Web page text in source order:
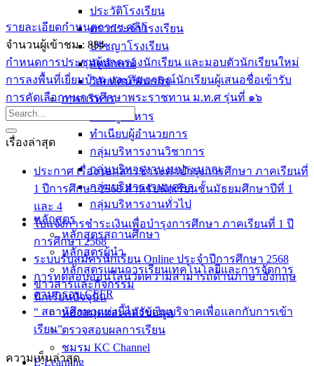
ประวัติโรงเรียน
ตราประจำโรงเรียน
ปรัชญาโรงเรียน
อัตลักษณ์
วิสัยทัศน์ พันธกิจ
การบริหาร
คณะผู้บริหาร
ทำเนียบผู้อำนวยการ
กลุ่มบริหารงานวิชาการ
กลุ่มบริหารงานงบประมาณ
กลุ่มบริหารงานบุคคล
กลุ่มบริหารงานทั่วไป
หลักสูตร
หลักสูตรสถานศึกษา
หลักสูตรผู้นำ
หลักสูตรแผนการเรียนเทคโนโลยีและการจัดการ
ข่าวสารและกิจกรรม
นักเรียนปัจจุบัน
ห้องสมุดและคลังข้อมูล
ตรวจสอบผลการเรียน
ชมรม KC Channel
E-Learning
รายละเอียดกำหนดการฯ คลิก
จำนวนผู้เข้าชม : 884
กำหนดการประชุมผู้ปกครองนักเรียน และมอบตัวนักเรียนใหม่
การลงพื้นที่เยี่ยมบ้าน และสัมภาษณ์นักเรียนผู้เสนอชื่อเข้ารับ
การคัดเลือกทุนการศึกษาพระราชทาน ม.ท.ศ รุ่นที่ ๑๖
เรื่องล่าสุด
ประกาศ เรื่อง เอกสารชำระค่าบำรุงการศึกษา ภาคเรียนที่
1 ปีการศึกษา 2568 สำหรับนักเรียนชั้นมัธยมศึกษาปีที่ 1
และ 4
ใบแจ้งการชำระเงินเพื่อบำรุงการศึกษา ภาคเรียนที่ 1 ปี
การศึกษา 2568
ระบบรับสมัครนักเรียน Online ประจำปีการศึกษา 2568
การทดสอบออนไลน์วัดความสามารถด้านภาษาอังกฤษ
ตามกรอบ CEFR
“ สถานศึกษาแห่งนี้ไม่รับเงินบริจาคเพื่อแลกกับการเข้า
เรียน”
ความเห็นล่าสุด